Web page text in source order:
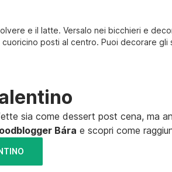
e il latte. Versalo nei bicchieri e
posti al centro. Puoi decorare
sia come dessert post cena, ma
Bára e scopri come